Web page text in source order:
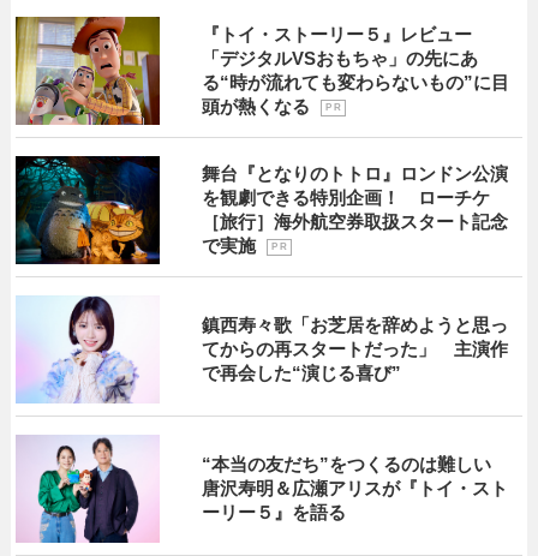
『トイ・ストーリー５』レビュー
「デジタルVSおもちゃ」の先にあ
る“時が流れても変わらないもの”に目
頭が熱くなる
P R
舞台『となりのトトロ』ロンドン公演
を観劇できる特別企画！ ローチケ
［旅行］海外航空券取扱スタート記念
で実施
P R
鎮西寿々歌「お芝居を辞めようと思っ
てからの再スタートだった」 主演作
で再会した“演じる喜び”
“本当の友だち”をつくるのは難しい
唐沢寿明＆広瀬アリスが『トイ・スト
ーリー５』を語る